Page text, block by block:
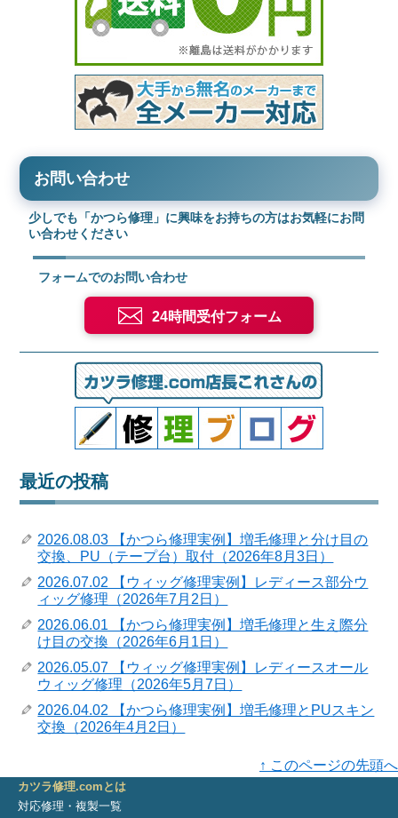
お問い合わせ
少しでも「かつら修理」に興味をお持ちの方はお気軽にお問
い合わせください
フォームでのお問い合わせ
24時間受付フォーム
最近の投稿
2026.08.03 【かつら修理実例】増毛修理と分け目の
交換、PU（テープ台）取付（2026年8月3日）
2026.07.02 【ウィッグ修理実例】レディース部分ウ
ィッグ修理（2026年7月2日）
2026.06.01 【かつら修理実例】増毛修理と生え際分
け目の交換（2026年6月1日）
2026.05.07 【ウィッグ修理実例】レディースオール
ウィッグ修理（2026年5月7日）
2026.04.02 【かつら修理実例】増毛修理とPUスキン
交換（2026年4月2日）
↑ このページの先頭へ
カツラ修理.comとは
対応修理・複製一覧